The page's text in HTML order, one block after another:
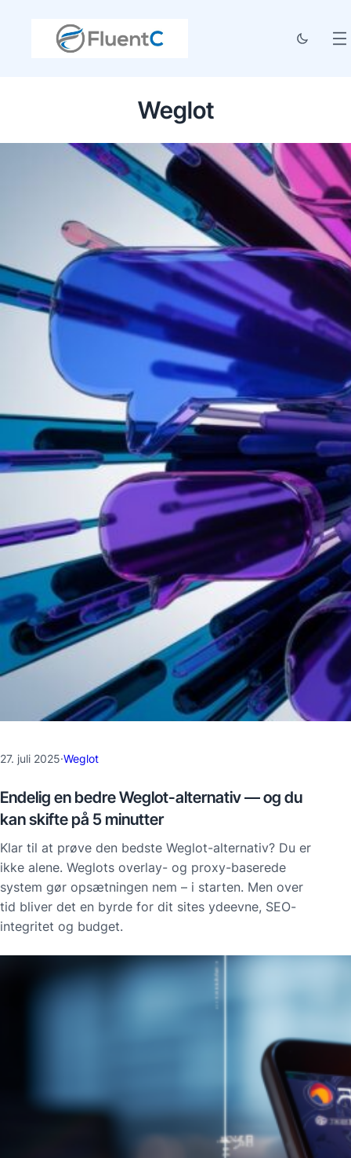
Weglot
27. juli 2025·Weglot
Endelig en bedre Weglot-alternativ — og du
kan skifte på 5 minutter
Klar til at prøve den bedste Weglot-alternativ? Du er
ikke alene. Weglots overlay- og proxy-baserede
system gør opsætningen nem – i starten. Men over
tid bliver det en byrde for dit sites ydeevne, SEO-
integritet og budget.